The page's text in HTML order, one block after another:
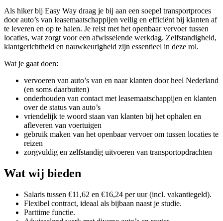
Als hiker bij Easy Way draag je bij aan een soepel transportproces
door auto’s van leasemaatschappijen veilig en efficiënt bij klanten af
te leveren en op te halen. Je reist met het openbaar vervoer tussen
locaties, wat zorgt voor een afwisselende werkdag. Zelfstandigheid,
klantgerichtheid en nauwkeurigheid zijn essentieel in deze rol.
Wat je gaat doen:
vervoeren van auto’s van en naar klanten door heel Nederland
(en soms daarbuiten)
onderhouden van contact met leasemaatschappijen en klanten
over de status van auto’s
vriendelijk te woord staan van klanten bij het ophalen en
afleveren van voertuigen
gebruik maken van het openbaar vervoer om tussen locaties te
reizen
zorgvuldig en zelfstandig uitvoeren van transportopdrachten
Wat wij bieden
Salaris tussen €11,62 en €16,24 per uur (incl. vakantiegeld).
Flexibel contract, ideaal als bijbaan naast je studie.
Parttime functie.